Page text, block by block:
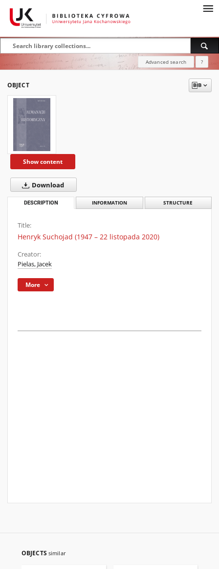
Advanced search ?
OBJECT
Show content
Download
DESCRIPTION INFORMATION STRUCTURE
Title:
Henryk Suchojad (1947 – 22 listopada 2020)
Creator:
Pielas, Jacek
More
OBJECTS similar